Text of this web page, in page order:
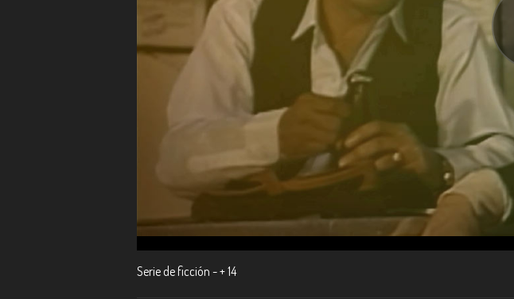
Serie de ficción - + 14